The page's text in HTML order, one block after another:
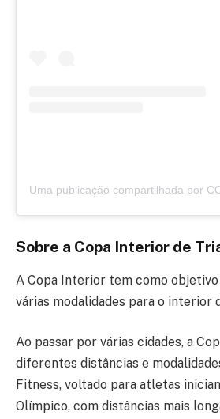
Sobre a Copa Interior de
A Copa Interior tem como
várias modalidades para o interior
Ao passar por várias cidades, a
diferentes distâncias e
Fitness, voltado para atletas
Olímpico, com distâncias mais